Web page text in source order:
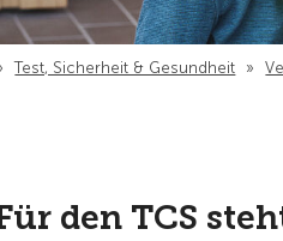
Test, Sicherheit & Gesundheit »
den TCS